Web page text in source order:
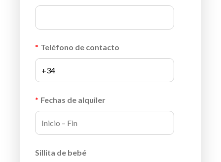
* Teléfono de contacto
* Fechas de alquiler
Sillita de bebé